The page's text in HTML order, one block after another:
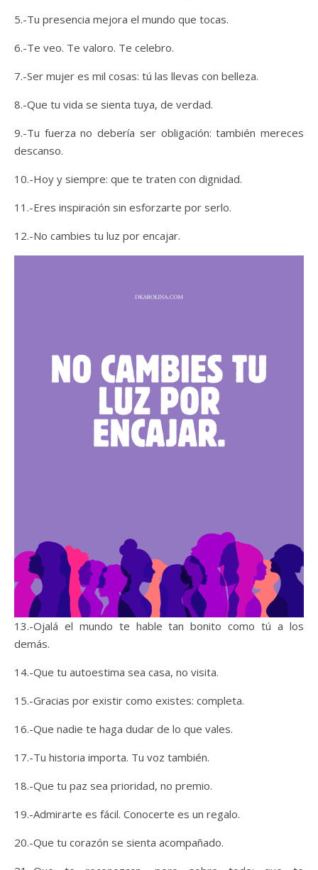
5.-Tu presencia mejora el mundo que tocas.
6.-Te veo. Te valoro. Te celebro.
7.-Ser mujer es mil cosas: tú las llevas con belleza.
8.-Que tu vida se sienta tuya, de verdad.
9.-Tu fuerza no debería ser obligación: también mereces
descanso.
10.-Hoy y siempre: que te traten con dignidad.
11.-Eres inspiración sin esforzarte por serlo.
12.-No cambies tu luz por encajar.
13.-Ojalá el mundo te hable tan bonito como tú a los
demás.
14.-Que tu autoestima sea casa, no visita.
15.-Gracias por existir como existes: completa.
16.-Que nadie te haga dudar de lo que vales.
17.-Tu historia importa. Tu voz también.
18.-Que tu paz sea prioridad, no premio.
19.-Admirarte es fácil. Conocerte es un regalo.
20.-Que tu corazón se sienta acompañado.